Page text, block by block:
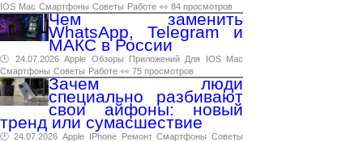
IOS Mac Смартфоны Советы Работе 👀 84 просмотров
Чем заменить
WhatsApp, Telegram и
МАКС в России
🕑 24.07.2026 Apple Обзоры Приложений Для IOS
Mac
Смартфоны Советы Работе 👀 75 просмотров
Зачем люди
специально разбивают
свои айфоны: новый
тренд или сумасшествие
🕑 24.07.2026 Apple IPhone Ремонт Смартфоны Советы